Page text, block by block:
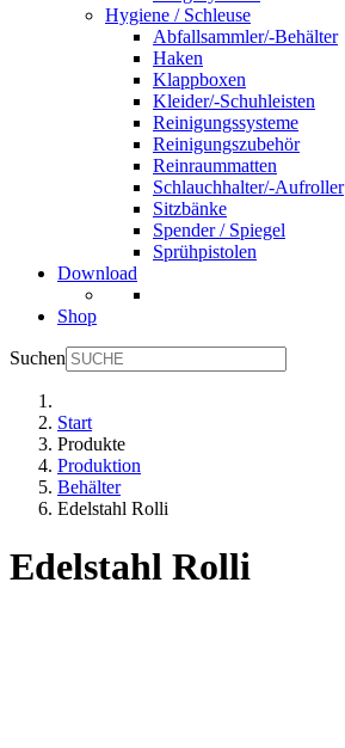
Hygiene / Schleuse
Abfallsammler/-Behälter
Haken
Klappboxen
Kleider/-Schuhleisten
Reinigungssysteme
Reinigungszubehör
Reinraummatten
Schlauchhalter/-Aufroller
Sitzbänke
Spender / Spiegel
Sprühpistolen
Download
Shop
Suchen
Start
Produkte
Produktion
Behälter
Edelstahl Rolli
Edelstahl Rolli